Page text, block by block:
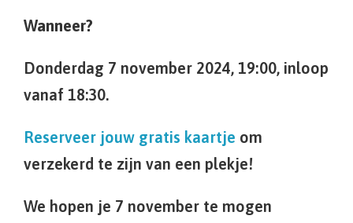
Wanneer?
Donderdag 7 november 2024, 19:00, inloop
vanaf 18:30.
Reserveer jouw gratis kaartje om
verzekerd te zijn van een plekje!
We hopen je 7 november te mogen